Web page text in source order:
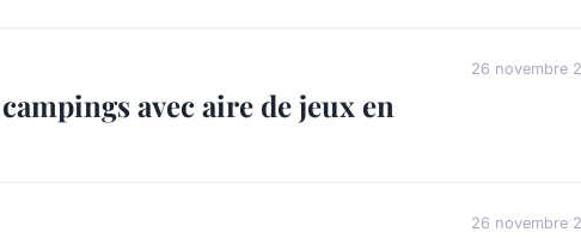
avec aire de jeux en
26 novembre
26 novembre